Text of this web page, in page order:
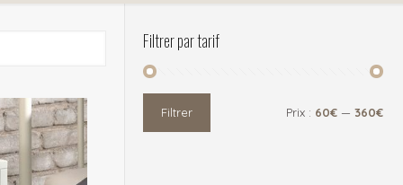
Filtrer par tarif
Filtrer Prix : 60€ — 360€